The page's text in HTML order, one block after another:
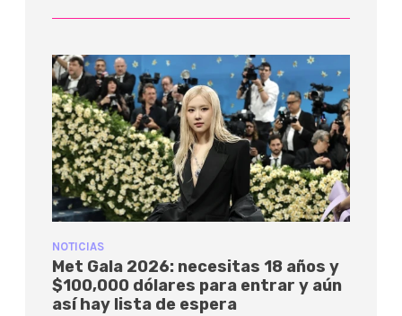
NOTICIAS
Met Gala 2026: necesitas 18 años y
$100,000 dólares para entrar y aún
así hay lista de espera